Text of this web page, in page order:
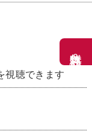
視聴できます
無料体験＆資料請求